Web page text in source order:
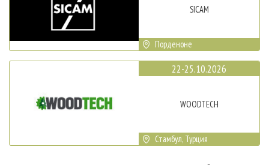
SICAM
Порденоне
22-25.10.2026
WOODTECH
Стамбул, Турция